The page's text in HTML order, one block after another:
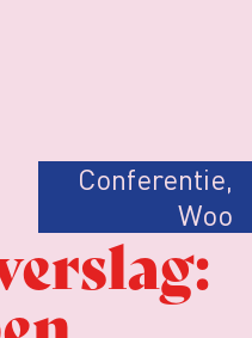
Conferentie,
Woo